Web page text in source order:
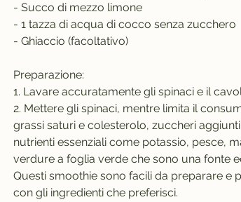
- Succo di mezzo limone
- 1 tazza di acqua di cocco senza zucchero
- Ghiaccio (facoltativo)
Preparazione:
1. Lavare accuratamente gli spinaci e il
2. Mettere gli spinaci, mentre limita il
grassi saturi e colesterolo, zuccheri
nutrienti essenziali come potassio, pesce,
verdure a foglia verde che sono una fonte
Questi smoothie sono facili da preparare e
con gli ingredienti che preferisci.